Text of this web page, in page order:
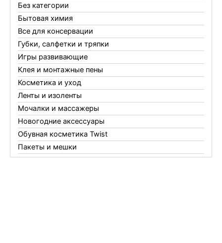
Без категории
Бытовая химия
Все для консервации
Губки, салфетки и тряпки
Игры развивающие
Клея и монтажные пены
Косметика и уход
Ленты и изоленты
Мочалки и массажеры
Новогодние аксессуары
Обувная косметика Twist
Пакеты и мешки
Перчатки